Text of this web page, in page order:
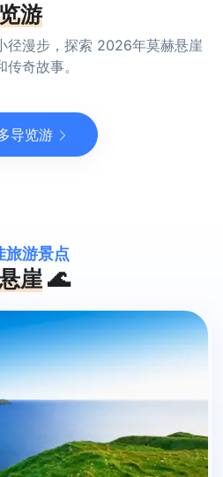
游
径漫步，探索 2026年莫赫悬崖
奇故事。
导览游
游景点
崖 🌊